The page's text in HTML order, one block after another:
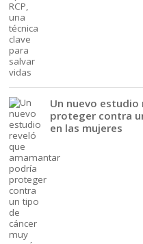
Un nuevo
proteger contra
en las mujeres